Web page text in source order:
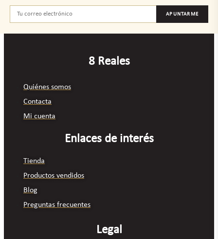
APUNTARME
8 Reales
Quiénes somos
Contacta
Mi cuenta
Enlaces de interés
Tienda
Productos vendidos
Blog
Preguntas frecuentes
Legal